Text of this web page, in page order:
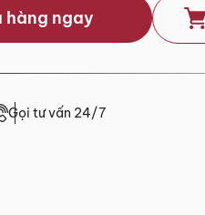
hàng ngay
Gọi tư vấn 24/7